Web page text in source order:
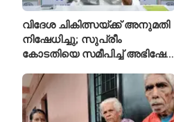
വിദേശ ചികിത്സയ്ക്ക് അനുമതി
നിഷേധിച്ചു; സുപ്രീം
കോടതിയെ സമീപിച്ച് അഭിഷേക്